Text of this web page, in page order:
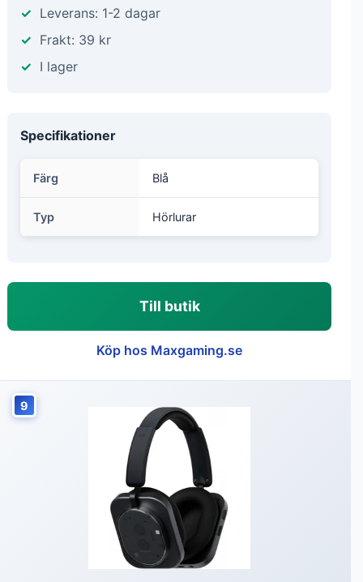
Leverans: 1-2 dagar
Frakt: 39 kr
I lager
Specifikationer
Färg Blå
Typ Hörlurar
Till butik
Köp hos Maxgaming.se
9